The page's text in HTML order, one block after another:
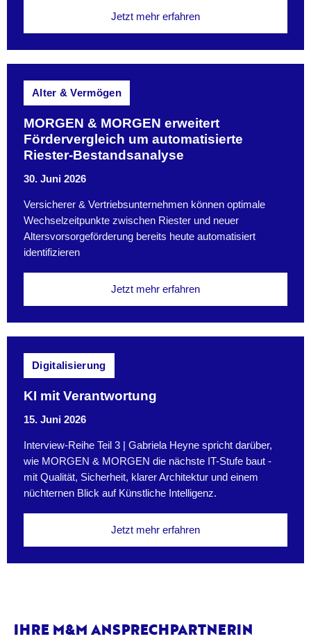
Jetzt mehr erfahren
Alter & Vermögen
MORGEN & MORGEN erweitert
Fördervergleich um automatisierte
Riester-Bestandsanalyse
30. Juni 2026
Versicherer & Vertriebsunternehmen können optimale
Wechselzeitpunkte zwischen Riester und neuer
Altersvorsorgeförderung bereits heute automatisiert
identifizieren
Jetzt mehr erfahren
Digitalisierung
KI mit Verantwortung
15. Juni 2026
Interview-Reihe Teil 3 | Gabriela Heyne spricht darüber,
wie MORGEN & MORGEN die nächste IT-Stufe baut -
mit Qualität, Sicherheit, klarer Architektur und einem
nüchternen Blick auf Künstliche Intelligenz.
Jetzt mehr erfahren
IHRE M&M ANSPRECHPARTNERIN